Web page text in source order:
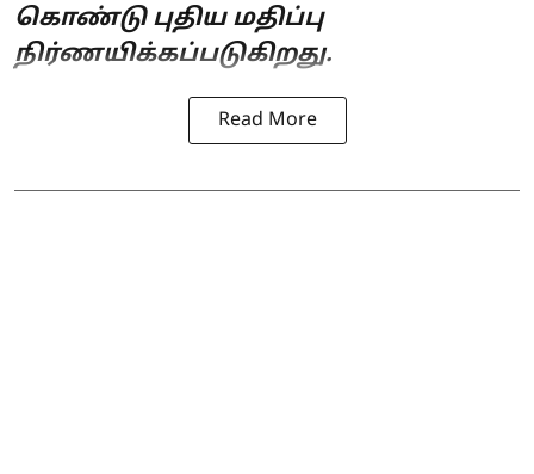
கொண்டு புதிய மதிப்பு
நிர்ணயிக்கப்படுகிறது.
Read More